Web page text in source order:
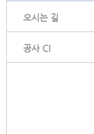
오시는 길
공사 CI